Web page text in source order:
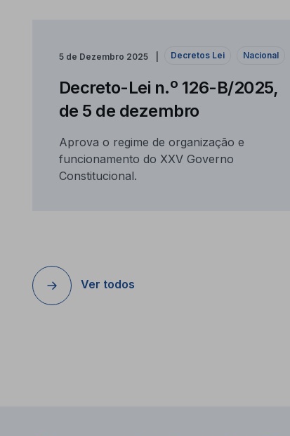
5 de Dezembro 2025 Decretos Lei Nacional
Decreto-Lei n.º 126-B/2025,
de 5 de dezembro
Aprova o regime de organização e
funcionamento do XXV Governo
Constitucional.
Ver todos